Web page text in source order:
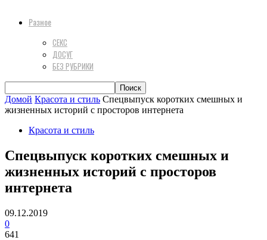
Разное
СЕКС
ДОСУГ
БЕЗ РУБРИКИ
Домой Красота и стиль Спецвыпуск коротких смешных и
жизненных историй с просторов интернета
Красота и стиль
Спецвыпуск коротких смешных и
жизненных историй с просторов
интернета
09.12.2019
0
641